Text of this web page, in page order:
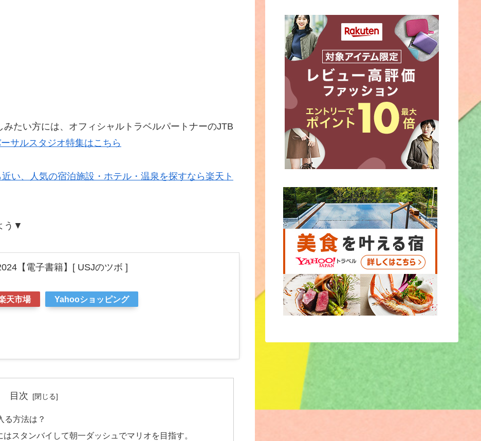
たい方には、オフィシャルトラベルパートナーのJTB
サルスタジオ特集はこちら
い、人気の宿泊施設・ホテル・温泉を探すなら楽天ト
う▼
【電子書籍】[ USJのツボ ]
天市場 Yahooショッピング
目次
る方法は？
スタンバイして朝一ダッシュでマリオを目指す。